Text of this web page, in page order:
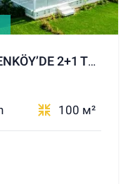
GAZİMAĞUSA KÜÇÜK ERENKÖY’DE 2+1 TERASLI PENTHOUSE – DENİZE YALNIZCA 200 METRE!
100 м²